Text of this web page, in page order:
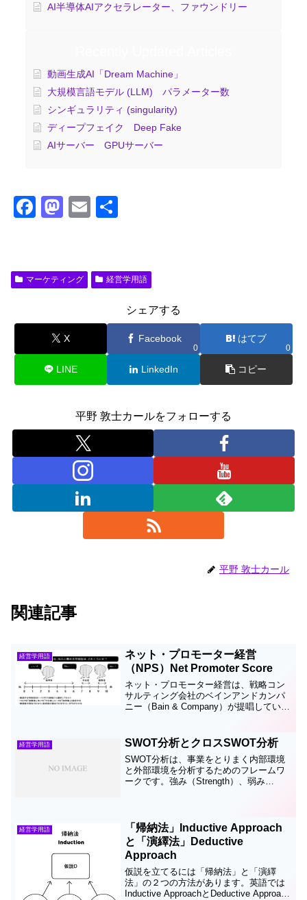
AI半導体AIアクセラレーター、ファウンドリー
動画生成AI「Dream Machine」
大規模言語モデル (LLM) パラメーター数
シンギュラリティ (singularity)
ディープフェイク Deep Fake
AIサーバー GPUサーバー
F
e
b
k
M
o
d
n
E
マーケティング 経営学用語
シェアする
X Facebook
0
はてブ
0
LINE LinkedIn コピー
平野 敦士カールをフォローする
平野 敦士カール
関連記事
経営学用語
ネット・プロモーター経営
（NPS）Net Promoter Score
ネット・プロモーター経営は、戦略コン
サルティング会社のベインアンドカンパ
ニー（Bain & Company）が提唱してい
手法ですが、アップルやＧＥ、フェイス
ブック、...
経営学用語 SWOT分析とクロスSWOT分析
SWOT分析は、事業をとりまく内部環境
と外部環境を分析するためのフレームワ
ークです。強み（Strength）、弱み
経営学用語
「帰納法」Inductive Approach
と「演繹法」Deductive
Approach
仮説を立てるには「帰納法」と「演繹
法」の２つの方法があります。英語では
Inductive ApproachとDeductive Approach